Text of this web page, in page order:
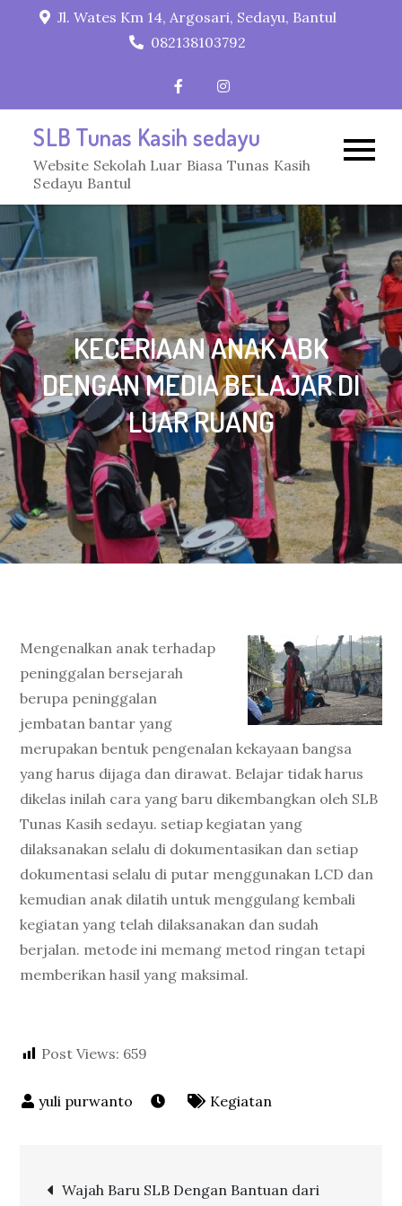
Jl. Wates Km 14, Argosari, Sedayu, Bantul
082138103792
SLB Tunas Kasih sedayu
Website Sekolah Luar Biasa Tunas Kasih
Sedayu Bantul
KECERIAAN ANAK ABK
DENGAN MEDIA BELAJAR DI
LUAR RUANG
Mengenalkan anak terhadap
peninggalan bersejarah
berupa peninggalan
jembatan bantar yang
merupakan bentuk pengenalan kekayaan bangsa
yang harus dijaga dan dirawat. Belajar tidak harus
dikelas inilah cara yang baru dikembangkan oleh SLB
Tunas Kasih sedayu. setiap kegiatan yang
dilaksanakan selalu di dokumentasikan dan setiap
dokumentasi selalu di putar menggunakan LCD dan
kemudian anak dilatih untuk menggulang kembali
kegiatan yang telah dilaksanakan dan sudah
berjalan. metode ini memang metod ringan tetapi
memberikan hasil yang maksimal.
Post Views: 659
Kegiatan
Post
Wajah Baru SLB Dengan Bantuan dari